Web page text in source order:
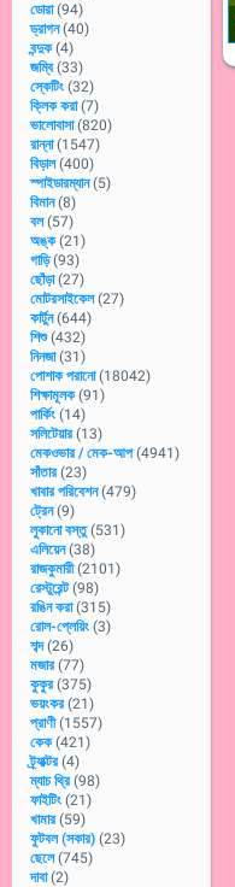
ডোরা (94)
ড্রাগন (40)
বন্দুক (4)
জম্বি (33)
স্কেটিং (32)
ক্লিক করা (7)
ভালোবাসা (820)
রান্না (1547)
বিড়াল (400)
স্পাইডারম্যান (5)
বিমান (8)
বল (57)
অঙ্ক (21)
গাড়ি (93)
ছোঁড়া (27)
মোটরসাইকেল (27)
কার্টুন (644)
শিশু (432)
নিনজা (31)
পোশাক পরানো (18042)
শিক্ষামূলক (91)
পার্কিং (14)
সলিটেয়ার (13)
মেকওভার / মেক-আপ (4941)
সাঁতার (23)
খাবার পরিবেশন (479)
ট্রেন (9)
লুকানো বস্তু (531)
এলিয়েন (38)
রাজকুমারী (2101)
রেস্টুরেন্ট (98)
রঙিন করা (315)
রোল-প্লেয়িং (3)
শব্দ (26)
মজার (77)
কুকুর (375)
ভয়ংকর (21)
প্রাণী (1557)
কেক (421)
ট্র্যাক্টর (4)
ম্যাচ থ্রি (98)
ফাইটিং (21)
খামার (59)
ফুটবল (সকার) (23)
ছেলে (745)
দাবা (2)